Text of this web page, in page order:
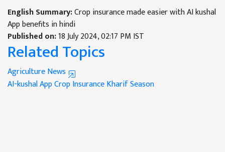
English Summary:Crop insurance made easier with AI kushal
App benefits in hindi
Published on:18 July 2024, 02:17 PM IST
Related Topics
Agriculture News
AI-kushal AppCrop InsuranceKharif Season